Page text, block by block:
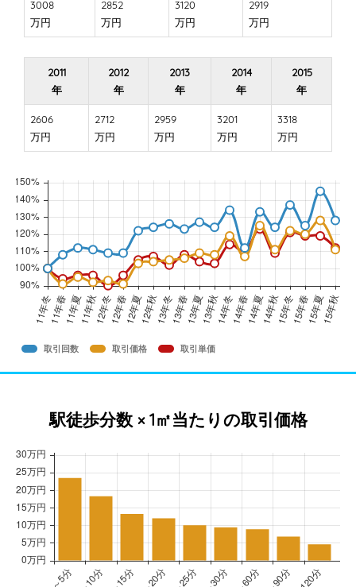
3008
万円
2852
万円
3120
万円
2919
万円
2011
年
2012
年
2013
年
2014
年
2015
年
2606
万円
2712
万円
2959
万円
3201
万円
3318
万円
取引回数 取引価格 取引単価
駅徒歩分数 × 1㎡当たりの取引価格